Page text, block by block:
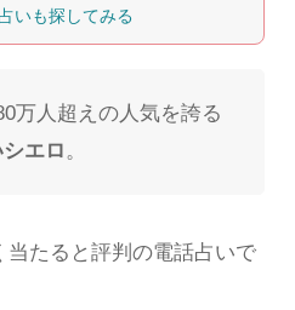
いも探してみる
万人超えの人気を誇る
エロ。
たると評判の電話占いで